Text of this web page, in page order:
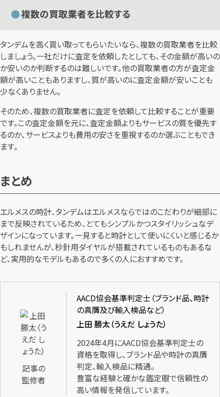
複数の買取業者を比較する
タンデムを高く買い取ってもらいたいなら、複数の買取業者を比較
しましょう。一社だけに査定を依頼したとしても、その金額が高いの
か安いのか判断するのは難しいです。他の買取業者の方が査定金
額が高いこともありますし、質が高いのに査定金額が安いことも
少なくありません。
そのため、複数の買取業者に査定を依頼して比較することが重要
です。この査定金額を元に、査定金額よりもサービスの質を優先す
るのか、サービスよりも費用の安さを重視するのか選ぶこともでき
ます。
まとめ
エルメスの時計、タンデムはエルメスならではのこだわりが細部に
まで反映されているため、とてもシンプルかつスタイリッシュなデ
ザインになっています。一見すると時計として使いにくいと感じるか
もしれませんが、秒針用ダイヤルが搭載されているものもあるな
ど、実用的なモデルもあるので多くの人におすすめです。
記事の
監修者
AACD協会基準判定士（ブランド品、時計
の真贋及び輸入検品など）
上田 勝太（うえだ しょうた）
2024年4月にAACD協会基準判定士の
資格を取得し、ブランド品や時計の真贋
判定、輸入検品に精通。
豊富な経験と確かな鑑定眼で信頼性の
高い情報を発信しています。